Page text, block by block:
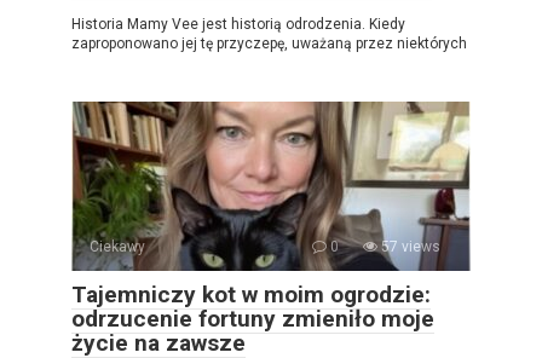
Historia Mamy Vee jest historią odrodzenia. Kiedy
zaproponowano jej tę przyczepę, uważaną przez niektórych
Ciekawy 0 57 views
Tajemniczy kot w moim ogrodzie:
odrzucenie fortuny zmieniło moje
życie na zawsze